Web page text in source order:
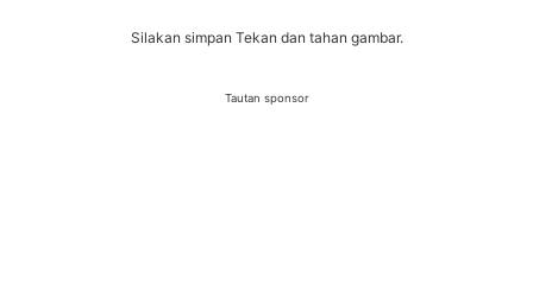
Silakan simpan Tekan dan tahan gambar.
Tautan sponsor